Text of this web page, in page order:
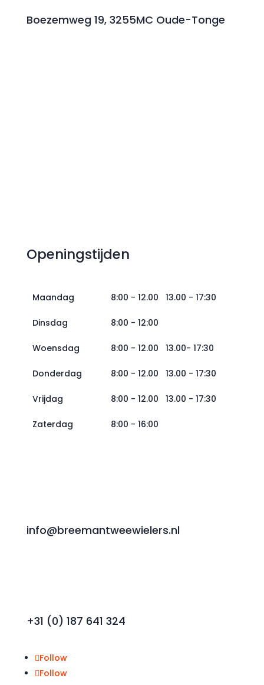
Boezemweg 19, 3255MC Oude-Tonge
Openingstijden
Maandag 8:00 - 12.00 13.00 - 17:30
Dinsdag 8:00 - 12:00
Woensdag 8:00 - 12.00 13.00- 17:30
Donderdag 8:00 - 12.00 13.00 - 17:30
Vrijdag 8:00 - 12.00 13.00 - 17:30
Zaterdag 8:00 - 16:00
info@breemantweewielers.nl
+31 (0) 187 641 324
Follow
Follow